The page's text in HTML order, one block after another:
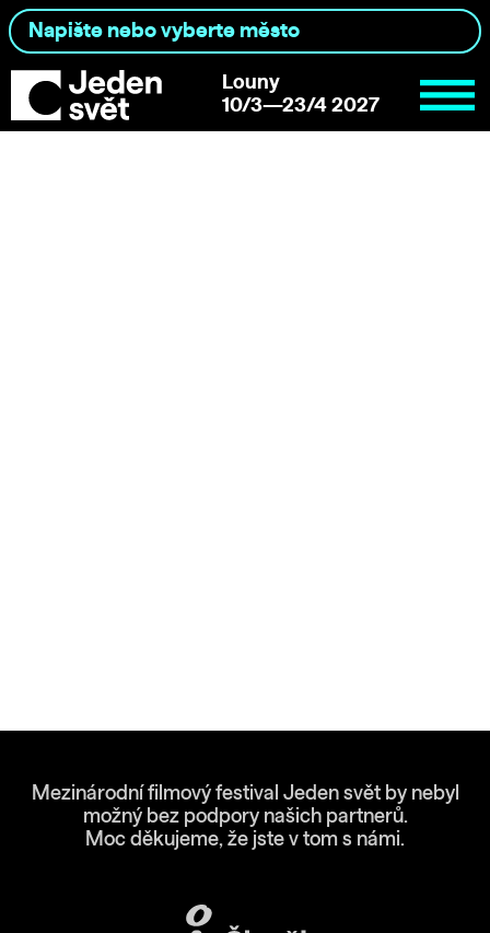
Louny
10/3—23/4 2027
Mezinárodní filmový festival Jeden svět by nebyl
možný bez podpory našich partnerů.
Moc děkujeme, že jste v tom s námi.